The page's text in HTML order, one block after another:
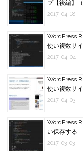
プ【後編】
2017-04-18
WordPress
使い複数サ
2017-04-04
WordPress
使い複数サ
2017-04-03
WordPress
い保存する
2017-03-03